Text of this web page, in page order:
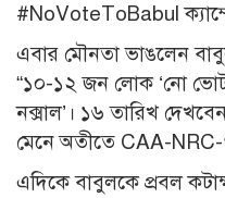
#NoVoteToBabul
এবার মৌনতা ভাঙলেন
“১০-১২ জন লোক ‘নো
নক্সাল’। ১৬ তারিখ
মেনে অতীতে CAA-
এদিকে বাবুলকে প্রবল